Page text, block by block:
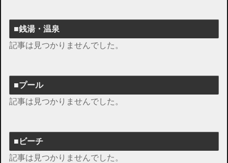
■銭湯・温泉
記事は見つかりませんでした。
■プール
記事は見つかりませんでした。
■ビーチ
記事は見つかりませんでした。